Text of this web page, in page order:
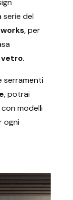
serie del
, per
vetro.
serramenti
, potrai
modelli
ogni